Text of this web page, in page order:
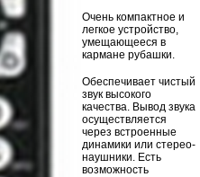
Очень компактное и
легкое устройство,
умещающееся в
кармане рубашки.
Обеспечивает чистый
звук высокого
качества. Вывод звука
осуществляется
через встроенные
динамики или стерео-
наушники. Есть
возможность